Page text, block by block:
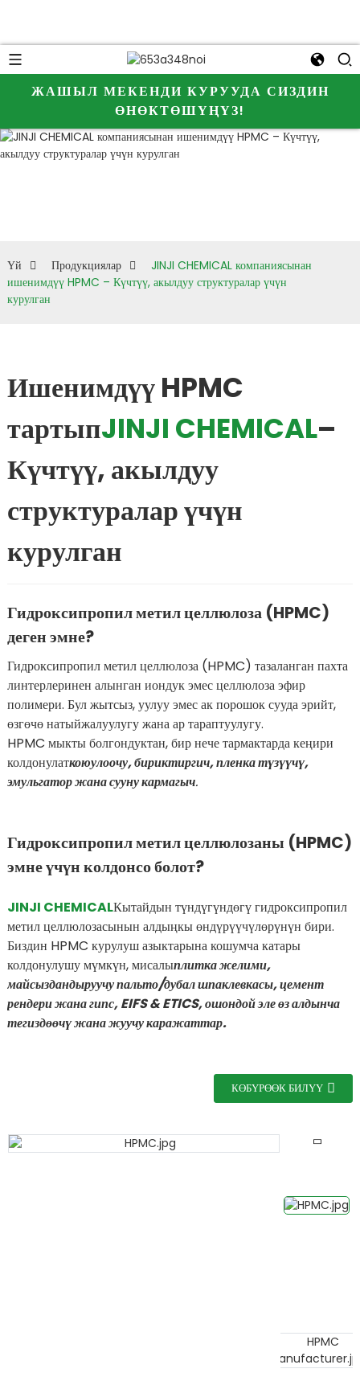
ЖАШЫЛ МЕКЕНДИ КУРУУДА СИЗДИН
ӨНӨКТӨШҮҢҮЗ!
Үй Продукциялар
JINJI CHEMICAL компаниясынан
ишенимдүү HPMC – Күчтүү, акылдуу структуралар үчүн
курулган
Ишенимдүү HPMC
тартыпJINJI CHEMICAL–
Күчтүү, акылдуу
структуралар үчүн
курулган
Гидроксипропил метил целлюлоза (HPMC)
деген эмне?
Гидроксипропил метил целлюлоза (HPMC) тазаланган пахта
линтерлеринен алынган иондук эмес целлюлоза эфир
полимери. Бул жытсыз, уулуу эмес ак порошок сууда эрийт,
өзгөчө натыйжалуулугу жана ар тараптуулугу.
HPMC мыкты болгондуктан, бир нече тармактарда кеңири
колдонулаткоюулоочу, бириктиргич, пленка түзүүчү,
эмульгатор жана сууну кармагыч.
Гидроксипропил метил целлюлозаны (HPMC)
эмне үчүн колдонсо болот?
JINJI CHEMICALКытайдын түндүгүндөгү гидроксипропил
метил целлюлозасынын алдыңкы өндүрүүчүлөрүнүн бири.
Биздин HPMC курулуш азыктарына кошумча катары
колдонулушу мүмкүн, мисалыплитка желими,
майсыздандыруучу пальто/дубал шпаклевкасы, цемент
рендери жана гипс, EIFS & ETICS, ошондой эле өз алдынча
тегиздөөчү жана жуучу каражаттар.
КӨБҮРӨӨК БИЛҮҮ